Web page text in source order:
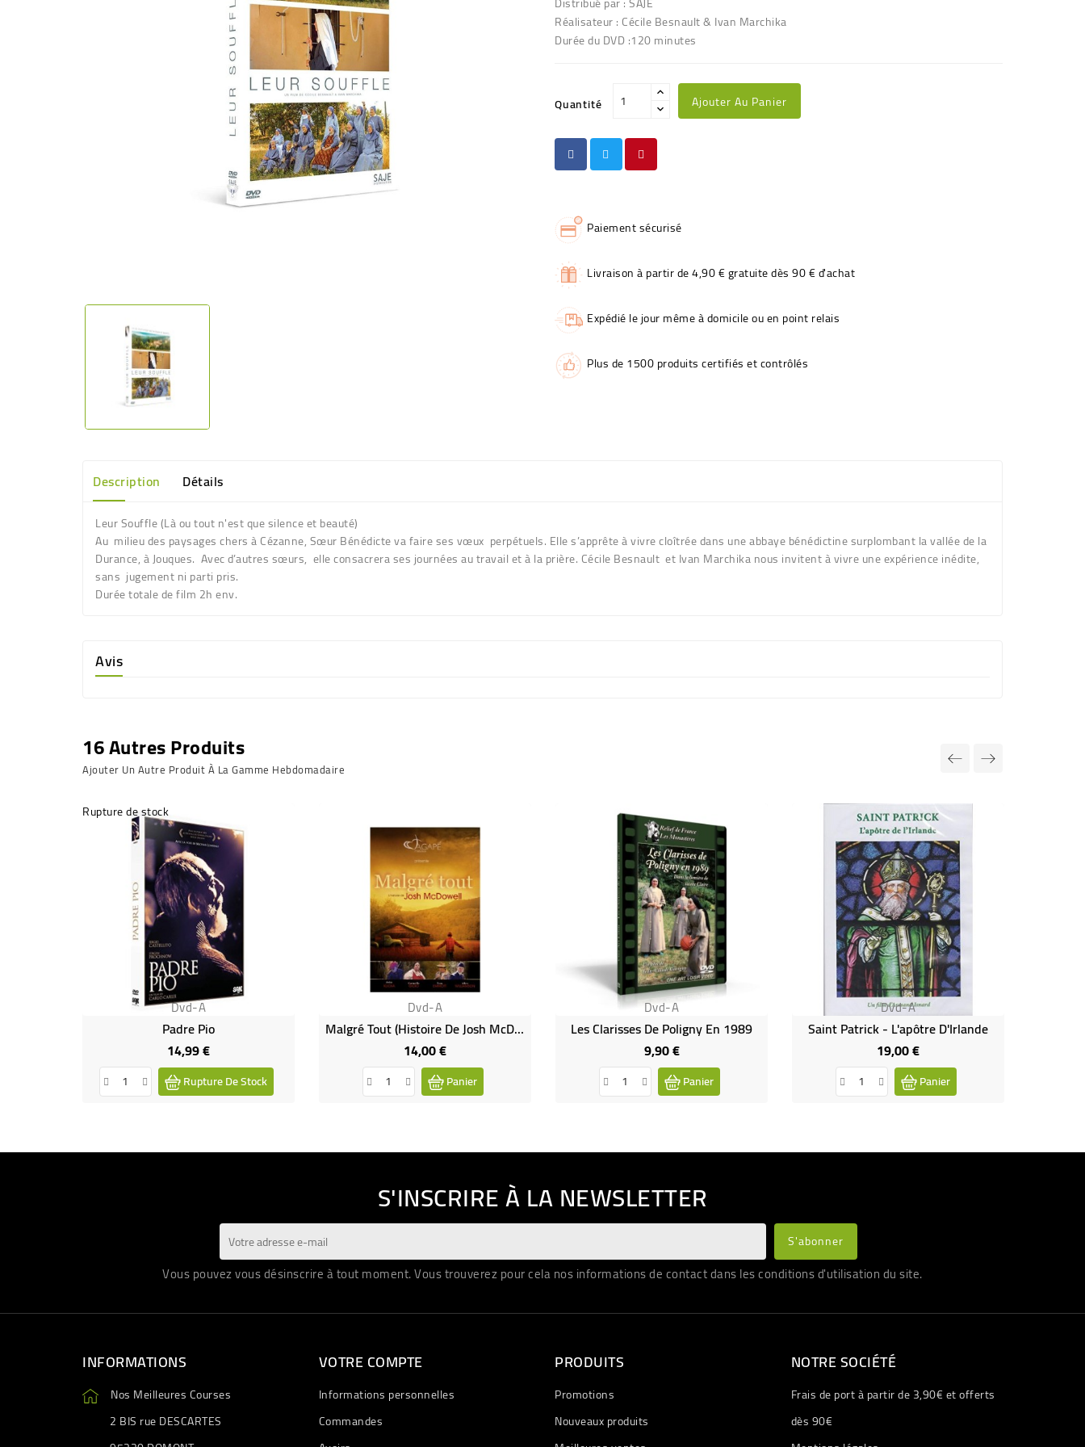
Réalisateur : Cécile Besnault & Ivan Marchika
Durée du DVD :120 minutes
Quantité Ajouter Au Panier
Paiement sécurisé
Livraison à partir de 4,90 € gratuite dès 90 € d'achat
Expédié le jour même à domicile ou en point relais
Plus de 1500 produits certifiés et contrôlés
Description Détails
Leur Souffle(Là ou tout n'est que silence et beauté)
Au milieu des paysages chers à Cézanne, Sœur Bénédicte va faire ses vœux perpétuels. Elle s’apprête à vivre cloîtrée dans une abbaye bénédictine surplombant la vallée de la
Durance, à Jouques. Avec d’autres sœurs, elle consacrera ses journées au travail et à la prière. Cécile Besnault et Ivan Marchika nous invitent à vivre une expérience inédite,
sans jugement ni parti pris.
Durée totale de film 2h env.
Avis
16 Autres Produits
Ajouter Un Autre Produit À La Gamme Hebdomadaire
Rupture de stock
Dvd-A
Padre Pio
14,99 €Prix
Rupture De Stock
Dvd-A
Malgré Tout (histoire De Josh McDowell)
14,00 €Prix
Panier
Dvd-A
Les Clarisses De Poligny En 1989
9,90 €Prix
Panier
Dvd-A
Saint Patrick - L'apôtre D'Irlande
19,00 €Prix
Panier
S'INSCRIRE À LA NEWSLETTER
Vous pouvez vous désinscrire à tout moment. Vous trouverez pour cela nos informations de contact dans les conditions d'utilisation du site.
INFORMATIONS
Nos Meilleures Courses
2 BIS rue DESCARTES
VOTRE COMPTE
Informations personnelles
Commandes
PRODUITS
Promotions
Nouveaux produits
NOTRE SOCIÉTÉ
Frais de port à partir de 3,90€ et offerts
dès 90€